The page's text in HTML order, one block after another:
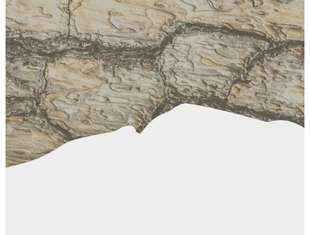
Skov- & Sanketur 3. oktober
Fredagsglasset 18. september
Foredrag med Jørgen Skouboe den 4. september
Fredagsglasset 21. august